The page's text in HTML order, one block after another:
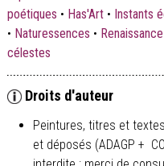
poétiques • Has'Art• Instants
• Naturessences • Renaissance
célestes
Droits d'auteur
Peintures, titres et
et déposés (ADAGP +